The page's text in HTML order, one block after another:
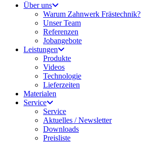
Menu
Über uns
Warum Zahnwerk Frästechnik?
Unser Team
Referenzen
Jobangebote
Leistungen
Produkte
Videos
Technologie
Lieferzeiten
Materialen
Service
Service
Aktuelles / Newsletter
Downloads
Preisliste